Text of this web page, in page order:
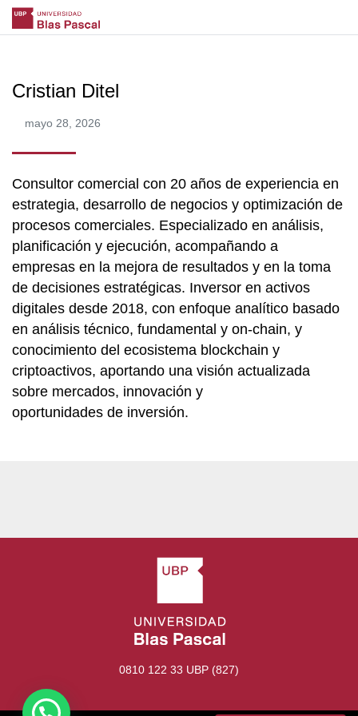
Cristian Ditel
mayo 28, 2026
Consultor comercial con 20 años de experiencia en
estrategia, desarrollo de negocios y optimización de
procesos comerciales. Especializado en análisis,
planificación y ejecución, acompañando a
empresas en la mejora de resultados y en la toma
de decisiones estratégicas. Inversor en activos
digitales desde 2018, con enfoque analítico basado
en análisis técnico, fundamental y on-chain, y
conocimiento del ecosistema blockchain y
criptoactivos, aportando una visión actualizada
sobre mercados, innovación y
oportunidades de inversión.
0810 122 33 UBP (827)